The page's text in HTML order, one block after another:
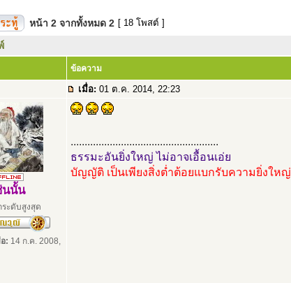
หน้า 2 จากทั้งหมด 2 [ 18 โพสต์ ]
ข้อความ
เมื่อ: 01 ต.ค. 2014, 22:23
นนั้น
ะดับสูงสุด
: 14 ก.ค. 2008,
.....................................................
ธรรมะอันยิ่งใหญ่ ไม่อาจเอื้อนเอ่ย
บัญญัติ เป็นเพียงสิ่งต่ำต้อยแบกรับความยิ่งใหญ่